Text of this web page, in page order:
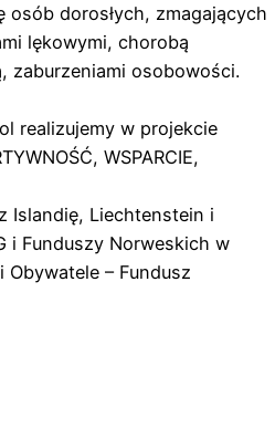
osób dorosłych, zmagających
lękowymi, chorobą
zaburzeniami osobowości.
realizujemy w projekcie
WSPARCIE,
Islandię, Liechtenstein i
i Funduszy Norweskich w
– Fundusz